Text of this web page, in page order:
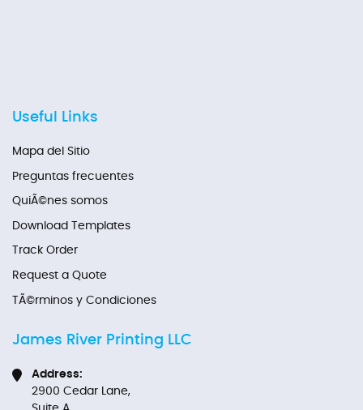
Useful Links
Mapa del Sitio
Preguntas frecuentes
QuiÃ©nes somos
Download Templates
Track Order
Request a Quote
TÃ©rminos y Condiciones
James River Printing LLC
Address:
2900 Cedar Lane,